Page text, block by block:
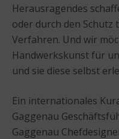
Herausragendes
oder durch den
Verfahren. Und wir
Handwerkskunst für
und sie diese selbst
Ein internationales
Gaggenau
Gaggenau